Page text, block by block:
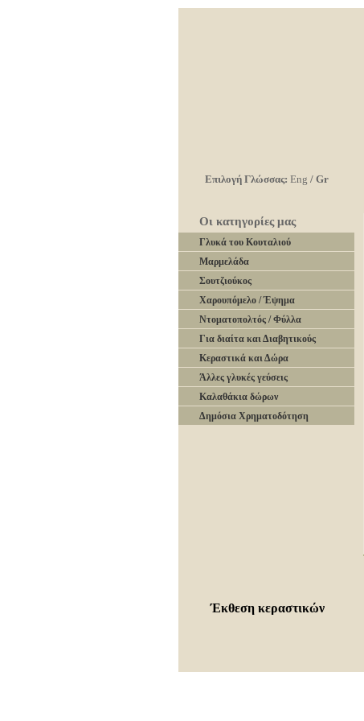
Επιλογή Γλώσσας: Eng / Gr
Οι κατηγορίες μας
Γλυκά του Κουταλιού
Μαρμελάδα
Σουτζιούκος
Χαρουπόμελο / Έψημα
Ντοματοπολτός / Φύλλα
Για διαίτα και Διαβητικούς
Κεραστικά και Δώρα
Άλλες γλυκές γεύσεις
Καλαθάκια δώρων
Δημόσια Χρηματοδότηση
Έκθεση κεραστικών